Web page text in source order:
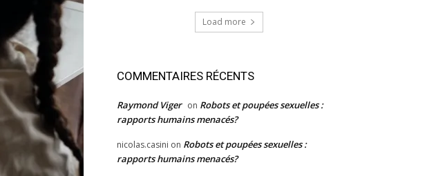
Load more
COMMENTAIRES RÉCENTS
Raymond Viger on Robots et poupées sexuelles :
rapports humains menacés?
nicolas.casini on Robots et poupées sexuelles :
rapports humains menacés?